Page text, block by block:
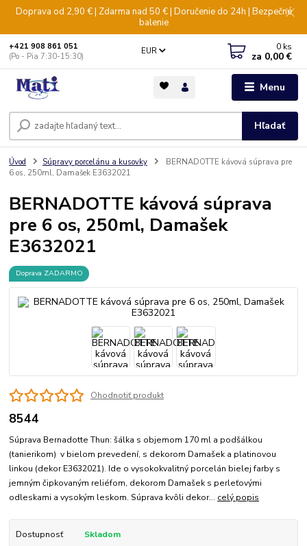
Doprava od 2,90 € | Zdarma nad 50 € | Doručenie do 24h | Bezpečné
balenie
Menu
EUR
Hľadať
+421 908 861 051
(Po - Pia 7:30-15:30)
0 ks
za 0,00 €
Úvod Súpravy porcelánu a kusovky
BERNADOTTE kávová súprava pre
6 os, 250ml, Damašek E3632021
BERNADOTTE kávová súprava
pre 6 os, 250ml, Damašek
E3632021
Doprava ZADARMO
Ohodnotiť produkt
8544
Súprava Bernadotte Thun: šálka s objemom 170 ml a podšálkou
(tanierikom) v bielom prevedení, s dekorom Damašek a platinovou
linkou (dekor E3632021). Ide o vysokokvalitný porcelán bielej farby s
jemným čipkovaným reliéfom, dekorom Damašek s perleťovými
odleskami a vysokým leskom. Súprava kvôli dekor... celý popis
Dostupnosť Skladom